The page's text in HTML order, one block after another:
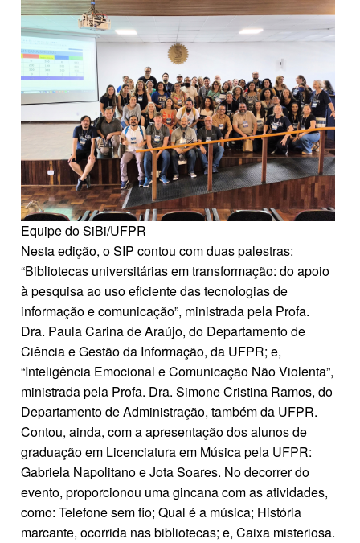
Equipe do SiBi/UFPR
Nesta edição, o SIP contou com duas palestras:
“Bibliotecas universitárias em transformação: do apoio
à pesquisa ao uso eficiente das tecnologias de
informação e comunicação”, ministrada pela Profa.
Dra. Paula Carina de Araújo, do Departamento de
Ciência e Gestão da Informação, da UFPR; e,
“Inteligência Emocional e Comunicação Não Violenta”,
ministrada pela Profa. Dra. Simone Cristina Ramos, do
Departamento de Administração, também da UFPR.
Contou, ainda, com a apresentação dos alunos de
graduação em Licenciatura em Música pela UFPR:
Gabriela Napolitano e Jota Soares. No decorrer do
evento, proporcionou uma gincana com as atividades,
como: Telefone sem fio; Qual é a música; História
marcante, ocorrida nas bibliotecas; e, Caixa misteriosa.